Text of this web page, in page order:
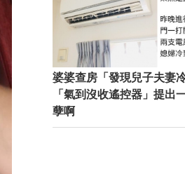
婆婆查房「發現兒子夫妻
「氣到沒收遙控器」提出
孽啊